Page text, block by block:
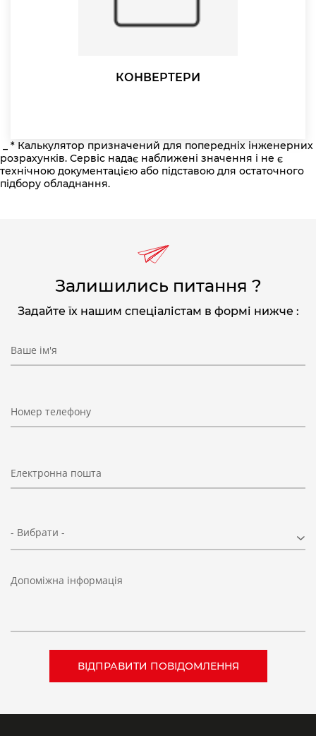
КОНВЕРТЕРИ
_ * Калькулятор призначений для попередніх інженерних
розрахунків. Сервіс надає наближені значення і не є
технічною документацією або підставою для остаточного
підбору обладнання.
Залишились питання ?
Задайте їх нашим спеціалістам в формі нижче :
Ваше ім'я
Номер телефону
Електронна пошта
- Вибрати -
Допоміжна інформація